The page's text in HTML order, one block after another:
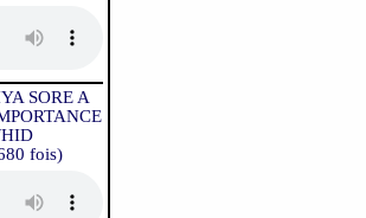
SORE A
fois)